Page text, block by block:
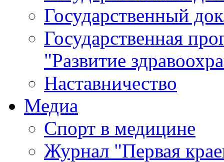
Государственный
Государственная
"Развитие
Наставничество
Медиа
Спорт в медицине
Журнал "Первая